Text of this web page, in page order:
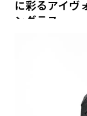
に彩るアイヴ
ングラス